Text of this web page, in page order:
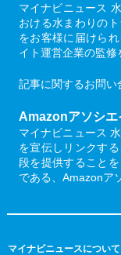
マイナビニュース
おける水まわりの
をお客様に届けら
イト運営企業の監修
記事に関するお問い
Amazonアソシエ
マイナビニュース
を宣伝しリンクす
段を提供すること
である、Amazonア
マイナビニュースについて